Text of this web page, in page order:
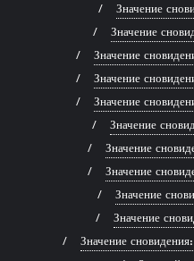
Значение
Значение
Значение
Значение
Значение
Значение
Значение
Значение
Значение
Значение
Значение